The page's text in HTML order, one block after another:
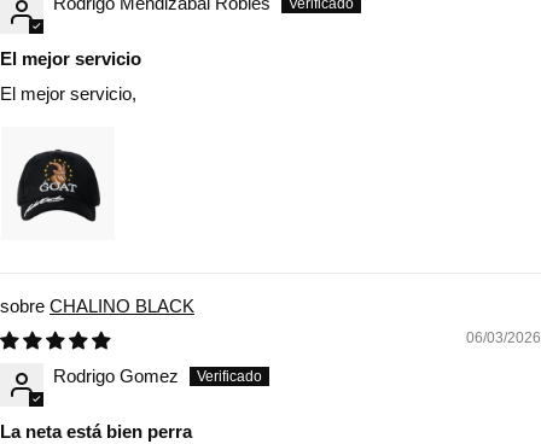
El mejor servicio
El mejor servicio,
CHALINO BLACK
06/03/2026
Rodrigo Gomez
La neta está bien perra